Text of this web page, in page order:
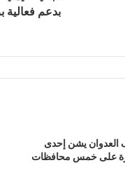
في
العدوان يشن إحدى
على خمس محافظات